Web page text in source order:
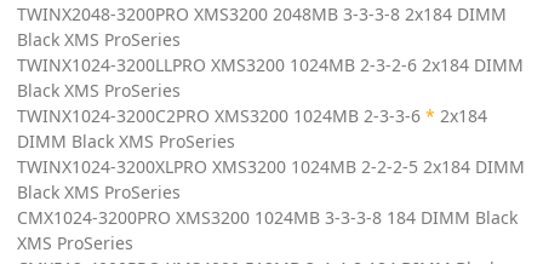
TWINX2048-3200PRO XMS3200 2048MB 3-3-3-8 2x184 DIMM
Black XMS ProSeries
TWINX1024-3200LLPRO XMS3200 1024MB 2-3-2-6 2x184 DIMM
Black XMS ProSeries
TWINX1024-3200C2PRO XMS3200 1024MB 2-3-3-6 * 2x184
DIMM Black XMS ProSeries
TWINX1024-3200XLPRO XMS3200 1024MB 2-2-2-5 2x184 DIMM
Black XMS ProSeries
CMX1024-3200PRO XMS3200 1024MB 3-3-3-8 184 DIMM Black
XMS ProSeries